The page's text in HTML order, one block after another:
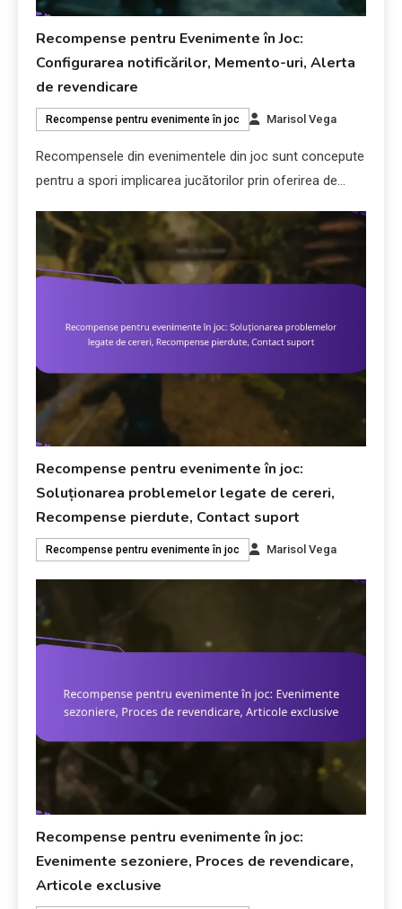
Recompense pentru Evenimente în Joc:
Configurarea notificărilor, Memento-uri, Alerta
de revendicare
Recompense pentru evenimente în joc Marisol Vega
Recompensele din evenimentele din joc sunt concepute
pentru a spori implicarea jucătorilor prin oferirea de…
Recompense pentru evenimente în joc:
Soluționarea problemelor legate de cereri,
Recompense pierdute, Contact suport
Recompense pentru evenimente în joc Marisol Vega
Recompense pentru evenimente în joc:
Evenimente sezoniere, Proces de revendicare,
Articole exclusive